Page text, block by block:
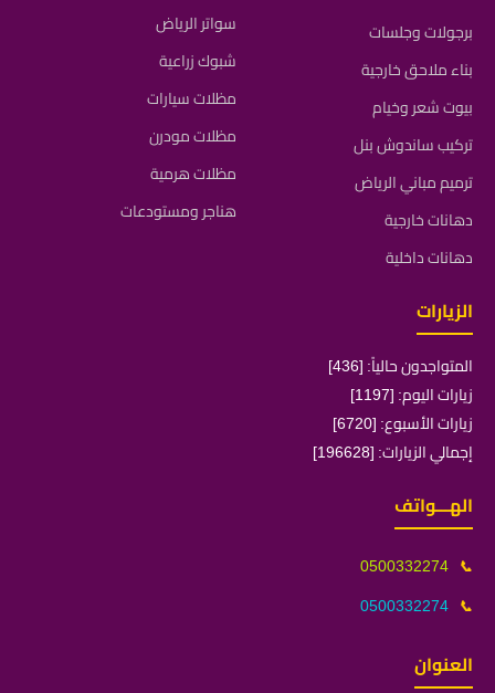
برجولات وجلسات
بناء ملاحق خارجية
بيوت شعر وخيام
تركيب ساندوش بنل
ترميم مباني الرياض
دهانات خارجية
دهانات داخلية
سواتر الرياض
شبوك زراعية
مظلات سيارات
مظلات مودرن
مظلات هرمية
هناجر ومستودعات
الزيارات
المتواجدون حالياً: [436]
زيارات اليوم: [1197]
زيارات الأسبوع: [6720]
إجمالي الزيارات: [196628]
الهـــواتف
📞
0500332274
📞
0500332274
العنوان